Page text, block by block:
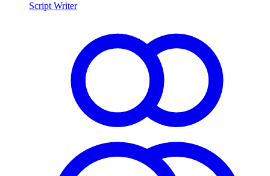
Script Writer